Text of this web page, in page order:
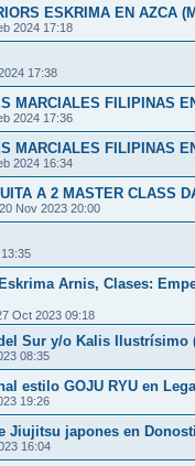
ESKRIMA EN AZCA
2024 17:18
17:38
MARCIALES FILIPINAS
2024 17:36
MARCIALES FILIPINAS
2024 16:34
A 2 MASTER CLASS
20 Nov 2023 20:00
Arnis, Clases:
Oct 2023 09:18
Sur y/o Kalis Ilustrísimo
08:35
estilo GOJU RYU en
19:26
Jiujitsu japones en Donosti
16:04